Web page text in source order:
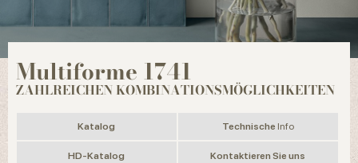
Multiforme 1741
ZAHLREICHEN KOMBINATIONSMÖGLICHKEITEN
Katalog Technische Info
HD-Katalog Kontaktieren Sie uns